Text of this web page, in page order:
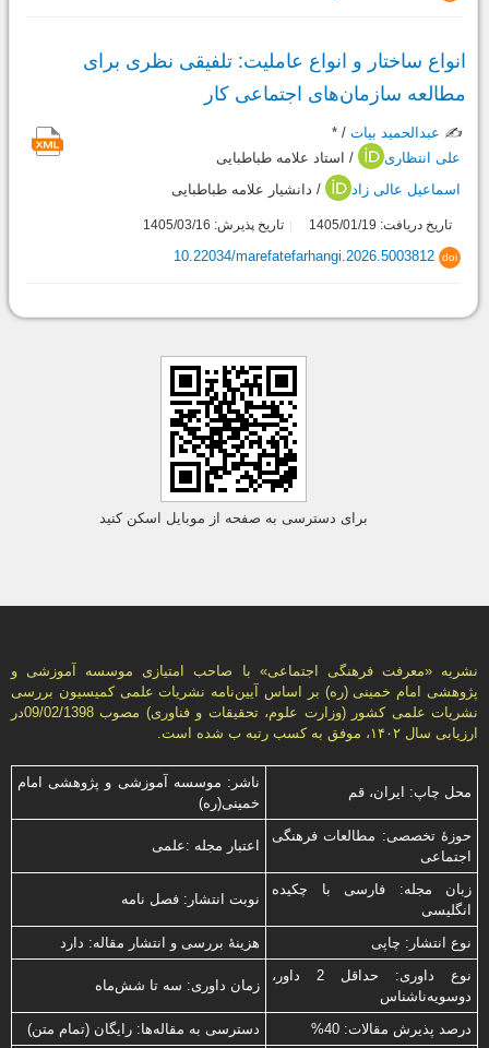
انواع ساختار و انواع عاملیت: تلفیقی نظری برای
مطالعه سازمان‌های اجتماعی کار
✍️ عبدالحمید بیات / *
علی انتظاری
/ استاد علامه طباطبایی
اسماعیل عالی زاد
/ دانشیار علامه طباطبایی
تاریخ دریافت: 1405/01/19 تاریخ پذیرش: 1405/03/16
doi
10.22034/marefatefarhangi.2026.5003812
برای دسترسی به صفحه از موبایل اسکن کنید
نشریه «معرفت فرهنگی اجتماعی» با صاحب امتیازی موسسه آموزشی و
پژوهشی امام خمینی (ره) بر اساس آیین‌نامه نشریات علمی كمیسیون بررسى
نشریات علمى كشور (وزارت علوم، تحقیقات و فناورى) مصوب 09/02/1398در
ارزیابی سال ۱۴۰۲، موفق به کسب رتبه ب شده است.
محل چاپ: ایران، قم
ناشر: موسسه آموزشی و پژوهشی امام
خمینی(ره)
حوزۀ تخصصی: مطالعات فرهنگی
اجتماعی
اعتبار مجله :علمی
زبان مجله: فارسی با چكیده
انگلیسی
نوبت انتشار: فصل نامه
نوع انتشار: چاپی
هزینۀ بررسی و انتشار مقاله: دارد
نوع داوری: حداقل 2 داور،
دوسویه‌ناشناس
زمان داوری: سه تا شش‌ماه
درصد پذیرش مقالات: 40% دسترسی به مقاله‌ها: رایگان (تمام متن)